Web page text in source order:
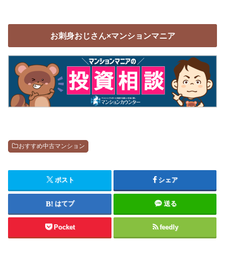
お刺身おじさん×マンションマニア
おすすめ中古マンション
ポスト シェア
はてブ 送る
Pocket feedly